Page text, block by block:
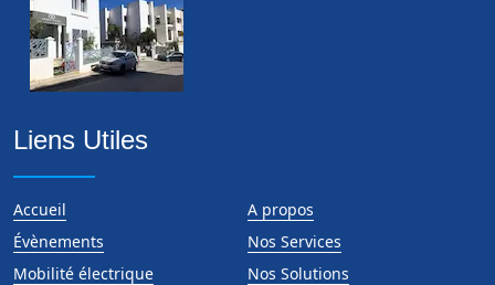
Liens Utiles
Accueil
A propos
Évènements
Nos Services
Mobilité électrique
Nos Solutions